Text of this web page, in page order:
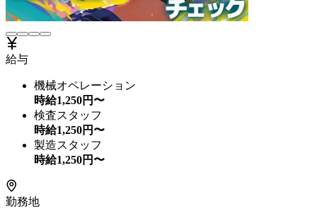
給与
機械オペレーション
時給1,250円〜
検査スタッフ
時給1,250円〜
製造スタッフ
時給1,250円〜
勤務地